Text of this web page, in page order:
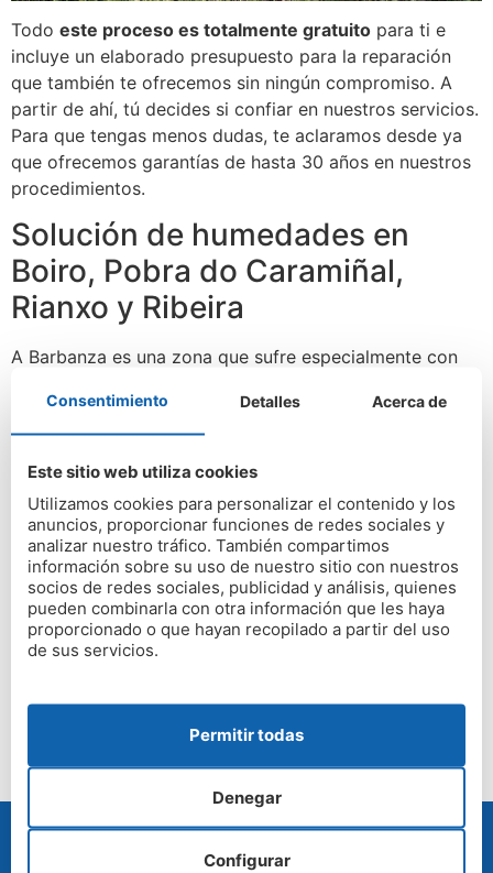
Todo este proceso es totalmente gratuito para ti e
incluye un elaborado presupuesto para la reparación
que también te ofrecemos sin ningún compromiso. A
partir de ahí, tú decides si confiar en nuestros servicios.
Para que tengas menos dudas, te aclaramos desde ya
que ofrecemos garantías de hasta 30 años en nuestros
procedimientos.
Solución de humedades en
Boiro, Pobra do Caramiñal,
Rianxo y Ribeira
A Barbanza es una zona que sufre especialmente con
posición en norte de la ría de Arousa. Es una zona
preciosa, pero claro, tiene el debe de sufrir
humedades justamente por esta ubicación
importante que ayuda en su aparición. Todo potenciado
por el clima gallego.
Da igual en cuál de los cuatro grandes municipios que
forman A Barbanza vivas, el equipo de expertos de
Humedad Zerose desplazarán hasta tu vivienda para
ofrecer lasolución definitiva a tus problemas de
Consentimiento Detalles Acerca de
Este sitio web utiliza cookies
Utilizamos cookies para personalizar el contenido y los
anuncios, proporcionar funciones de redes sociales y
analizar nuestro tráfico. También compartimos
información sobre su uso de nuestro sitio con nuestros
socios de redes sociales, publicidad y análisis, quienes
pueden combinarla con otra información que les haya
proporcionado o que hayan recopilado a partir del uso
de sus servicios.
Configurar
Denegar
Permitir todas